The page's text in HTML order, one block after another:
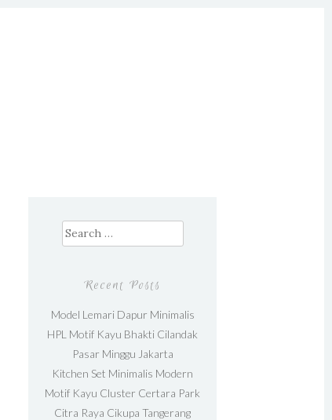
Search for:
Recent Posts
Model Lemari Dapur Minimalis
HPL Motif Kayu Bhakti Cilandak
Pasar Minggu Jakarta
Kitchen Set Minimalis Modern
Motif Kayu Cluster Certara Park
Citra Raya Cikupa Tangerang